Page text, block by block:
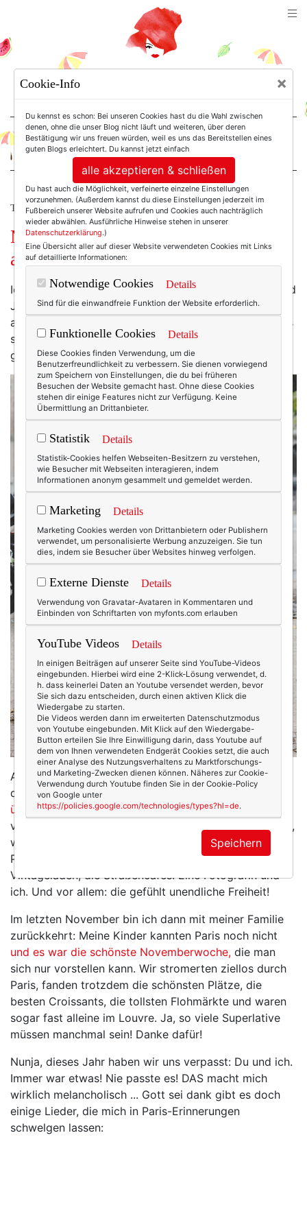
For Women. Not Girls.
TEXTERELLA BLICKT ZURÜCK.
Musik und Melancholie: Paris, mon
amour! Meine liebste Playlist!
Ich neige nicht zur Melancholie, dazu sind das Hier und
Jetzt und das Leben überhaupt viel zu schön. Als ich
aber vor ein paar Tagen auf Instagram Bilder von Paris
sah … dann war es doch ein wenig um mich
geschehen.
Ach, Paris! Ich denke so gerne an dich zurück: An
diesen Herbst 2016, als ich
die wunderbarsten Tage
überhauptwährend der Fashionweek bei dir
verbrachte (Fun Fact: Fast wäre ich gar nicht gefahren,
weil … ach, egal!). Da war dieses pluschige Hotel am
Place Pigalle, die spektukälre Fashionweek, die
Vintageläden, die Straßencafés. Eine Fotografin und
ich. Und vor allem: die gefühlt unendliche Freiheit!
Im letzten November bin ich dann mit meiner Familie
zurückkehrt: Meine Kinder kannten Paris noch nicht
und es war die schönste Novemberwoche, die man
sich nur vorstellen kann. Wir stromerten ziellos durch
Paris, fanden trotzdem die schönsten Plätze, die
besten Croissants, die tollsten Flohmärkte und waren
sogar fast alleine im Louvre. Ja, so viele Superlative
müssen manchmal sein! Danke dafür!
Nunja, dieses Jahr haben wir uns verpasst: Du und ich.
Immer war etwas! Nie passte es! DAS macht mich
wirklich melancholisch ... Gott sei dank gibt es doch
einige Lieder, die mich in Paris-Erinnerungen
schwelgen lassen:
Cookie-Info ×
Du kennst es schon: Bei unseren Cookies hast du die Wahl zwischen
denen, ohne die unser Blog nicht läuft und weiteren, über deren
Bestätigung wir uns freuen würden, weil es uns das Bereitstellen eines
guten Blogs erleichtert. Du kannst jetzt einfach
alle akzeptieren & schließen
Du hast auch die Möglichkeit, verfeinerte einzelne Einstellungen
vorzunehmen. (Außerdem kannst du diese Einstellungen jederzeit im
Fußbereich unserer Website aufrufen und Cookies auch nachträglich
wieder abwählen. Ausführliche Hinweise stehen in unserer
Datenschutzerklärung.)
Eine Übersicht aller auf dieser Website verwendeten Cookies mit Links
auf detaillierte Informationen:
Notwendige Cookies Details
Sind für die einwandfreie Funktion der Website erforderlich.
Funktionelle Cookies Details
Diese Cookies finden Verwendung, um die
Benutzerfreundlichkeit zu verbessern. Sie dienen vorwiegend
zum Speichern von Einstellungen, die du bei früheren
Besuchen der Website gemacht hast. Ohne diese Cookies
stehen dir einige Features nicht zur Verfügung. Keine
Übermittlung an Drittanbieter.
Statistik Details
Statistik-Cookies helfen Webseiten-Besitzern zu verstehen,
wie Besucher mit Webseiten interagieren, indem
Informationen anonym gesammelt und gemeldet werden.
Marketing Details
Marketing Cookies werden von Drittanbietern oder Publishern
verwendet, um personalisierte Werbung anzuzeigen. Sie tun
dies, indem sie Besucher über Websites hinweg verfolgen.
Externe Dienste Details
Verwendung von Gravatar-Avataren in Kommentaren und
Einbinden von Schriftarten von myfonts.com erlauben
YouTube Videos Details
In einigen Beiträgen auf unserer Seite sind YouTube-Videos
eingebunden. Hierbei wird eine 2-Klick-Lösung verwendet, d.
h. dass keinerlei Daten an Youtube versendet werden, bevor
Sie sich dazu entscheiden, durch einen aktiven Klick die
Wiedergabe zu starten.
Die Videos werden dann im erweiterten Datenschutzmodus
von Youtube eingebunden. Mit Klick auf den Wiedergabe-
Button erteilen Sie Ihre Einwilligung darin, dass Youtube auf
dem von Ihnen verwendeten Endgerät Cookies setzt, die auch
einer Analyse des Nutzungsverhaltens zu Marktforschungs-
und Marketing-Zwecken dienen können. Näheres zur Cookie-
Verwendung durch Youtube finden Sie in der Cookie-Policy
von Google unter
https://policies.google.com/technologies/types?hl=de.
Speichern